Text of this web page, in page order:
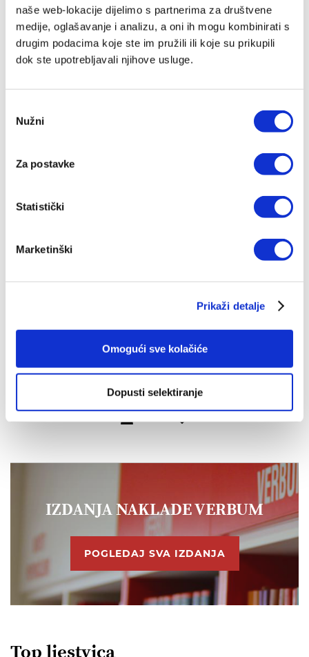
naše web-lokacije dijelimo s partnerima za društvene
medije, oglašavanje i analizu, a oni ih mogu kombinirati s
drugim podacima koje ste im pružili ili koje su prikupili
dok ste upotrebljavali njihove usluge.
pristanka
Nužni
Za postavke
Statistički
Marketinški
Prikaži detalje
Omogući sve kolačiće
Dopusti selektiranje
OD ISTOG NAKLADNIKA
Bogoštovlje - Molitva
Ivan Fuček
19,91 EUR
IZDANJA NAKLADE VERBUM
POGLEDAJ SVA IZDANJA